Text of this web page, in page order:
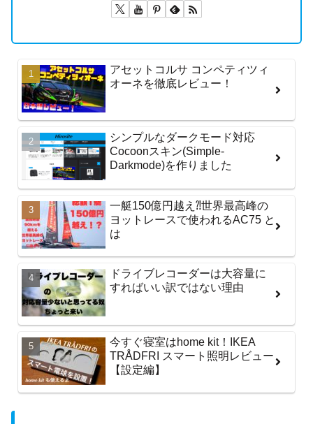
アセットコルサ コンペティツィ
オーネを徹底レビュー！
シンプルなダークモード対応
Cocoonスキン(Simple-
Darkmode)を作りました
一艇150億円越え⁈世界最高峰の
ヨットレースで使われるAC75 と
は
ドライブレコーダーは大容量に
すればいい訳ではない理由
今すぐ寝室はhome kit！IKEA
TRÅDFRI スマート照明レビュー
【設定編】